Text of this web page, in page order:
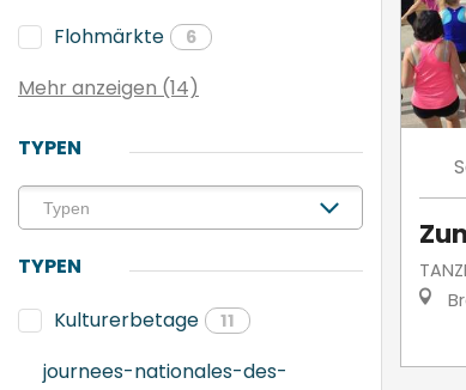
Flohmärkte 6
Mehr anzeigen (14)
TYPEN
TYPEN
Kulturerbetage
11
journees-nationales-des-